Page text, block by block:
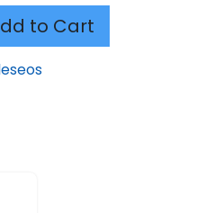
to Cart